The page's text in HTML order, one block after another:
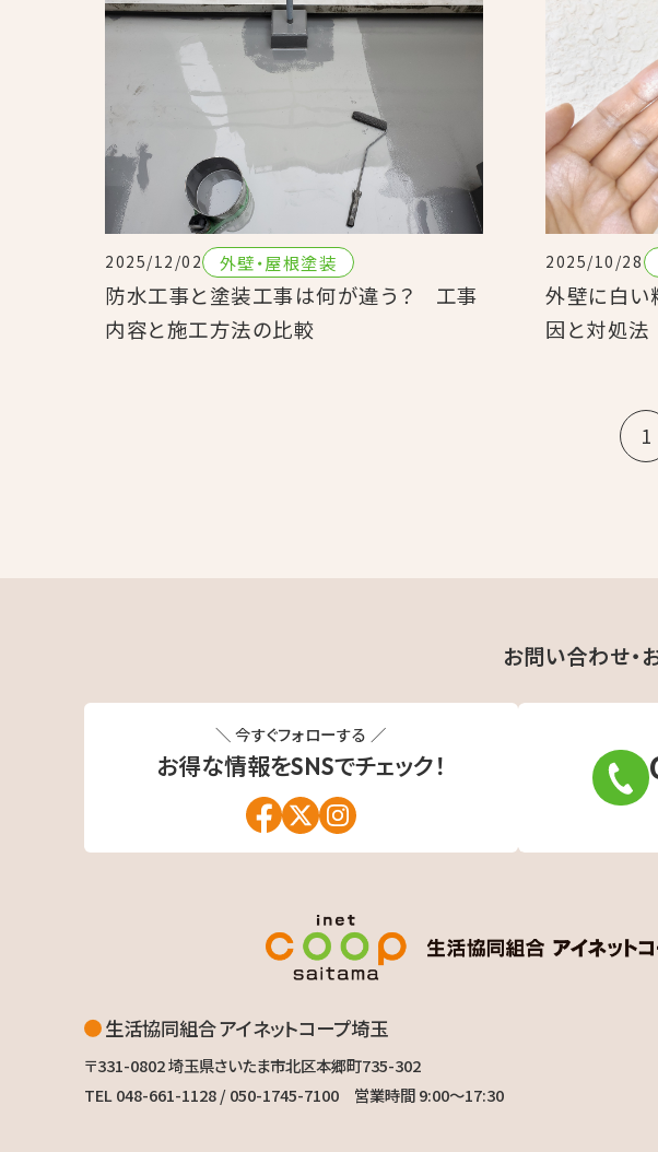
2025/12/02 外壁・屋根塗装
防水工事と塗装工事は何が違う？ 工事
内容と施工方法の比較
2025/10/28
外壁に白い
因と対処法
1
お問い合わせ・
＼ 今すぐフォローする ／
お得な情報をSNSでチェック！
生活協同組合 アイネットコープ埼玉
〒331-0802埼玉県さいたま市北区本郷町735-302
TEL 048-661-1128 / 050-1745-7100 営業時間 9:00〜17:30